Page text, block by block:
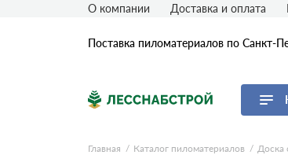
Поставка пиломатериалов по Санкт-
Перейти в каталог
О компании Доставка и оплата
Главная Каталог пиломатериалов Доска